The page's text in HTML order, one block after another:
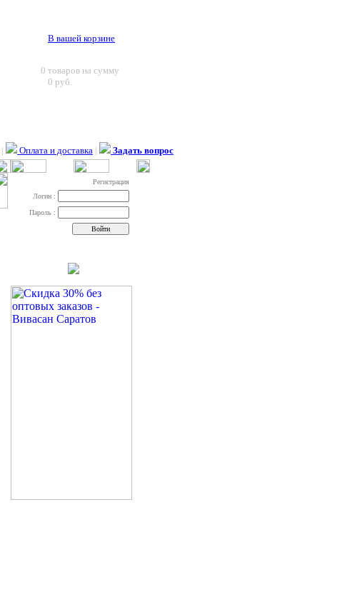
В вашей корзине
0 товаров на сумму
0 руб.
| Оплата и доставка | Задать вопрос
Регистрация
Логин :
Пароль :